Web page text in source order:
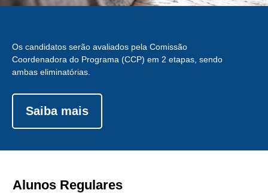
Os candidatos serão avaliados pela Comissão
Coordenadora do Programa (CCP) em 2 etapas, sendo
ambas eliminatórias.
Saiba mais
Alunos Regulares